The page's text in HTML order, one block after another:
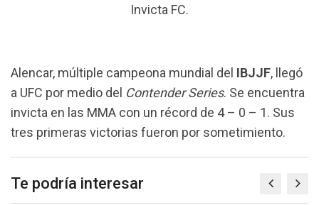
Invicta FC.
Alencar, múltiple campeona mundial del IBJJF, llegó
a UFC por medio del Contender Series. Se encuentra
invicta en las MMA con un récord de 4 – 0 – 1. Sus
tres primeras victorias fueron por sometimiento.
Te podría interesar